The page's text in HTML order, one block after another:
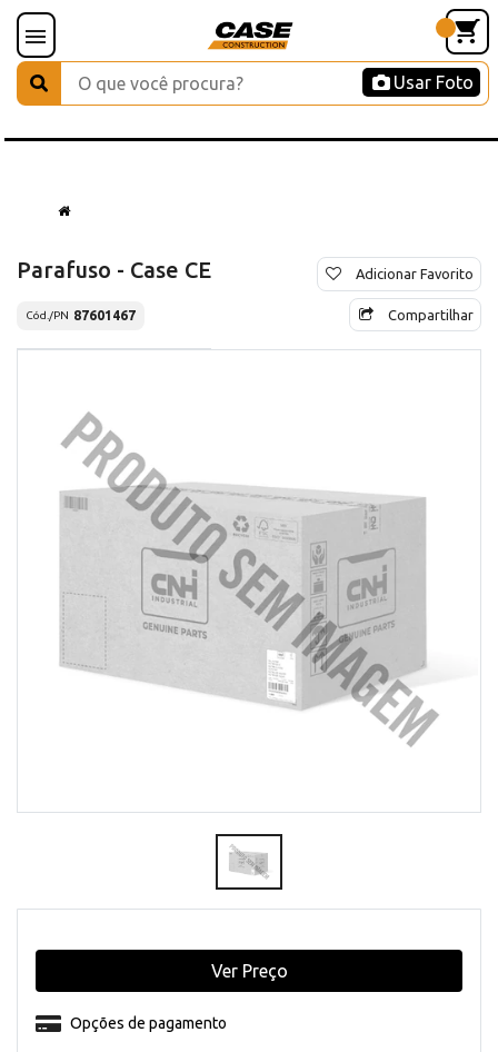
Usar Foto
Parafuso - Case CE
Cód./PN 87601467
Adicionar Favorito
Compartilhar
Opções de pagamento
Ver Preço